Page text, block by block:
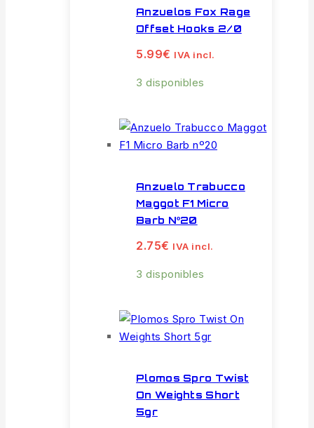
Anzuelos Fox Rage
Offset Hooks 2/0
5.99€ IVA incl.
3 disponibles
Anzuelo Trabucco
Maggot F1 Micro
Barb Nº20
2.75€ IVA incl.
3 disponibles
Plomos Spro Twist
On Weights Short
5gr